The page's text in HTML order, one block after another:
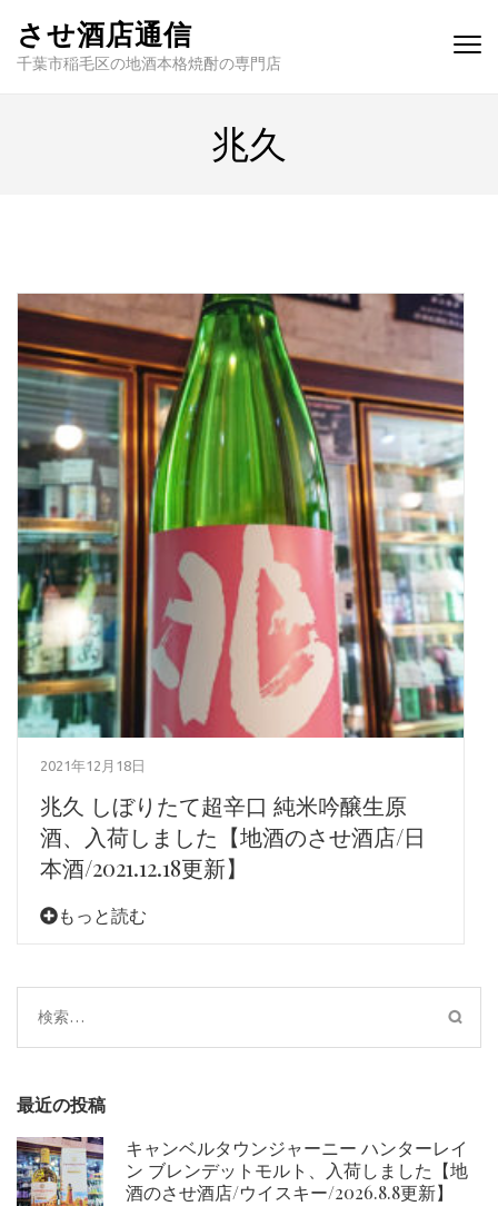
させ酒店通信
千葉市稲毛区の地酒本格焼酎の専門店
兆久
2021年12月18日
兆久 しぼりたて超辛口 純米吟醸生原
酒、入荷しました【地酒のさせ酒店/日
本酒/2021.12.18更新】
もっと読む
検
索:
最近の投稿
キャンベルタウンジャーニー ハンターレイ
ン ブレンデットモルト、入荷しました【地
酒のさせ酒店/ウイスキー/2026.8.8更新】